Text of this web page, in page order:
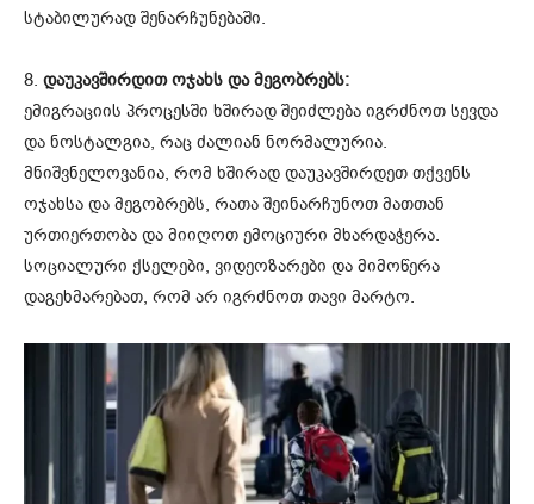
სტაბილურად შენარჩუნებაში.
8. დაუკავშირდით ოჯახს და მეგობრებს:
ემიგრაციის პროცესში ხშირად შეიძლება იგრძნოთ სევდა
და ნოსტალგია, რაც ძალიან ნორმალურია.
მნიშვნელოვანია, რომ ხშირად დაუკავშირდეთ თქვენს
ოჯახსა და მეგობრებს, რათა შეინარჩუნოთ მათთან
ურთიერთობა და მიიღოთ ემოციური მხარდაჭერა.
სოციალური ქსელები, ვიდეოზარები და მიმოწერა
დაგეხმარებათ, რომ არ იგრძნოთ თავი მარტო.